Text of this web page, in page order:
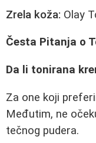
Zrela koža: Olay
Česta Pitanja o
Da li tonirana
Za one koji
Međutim, ne
tečnog pudera.